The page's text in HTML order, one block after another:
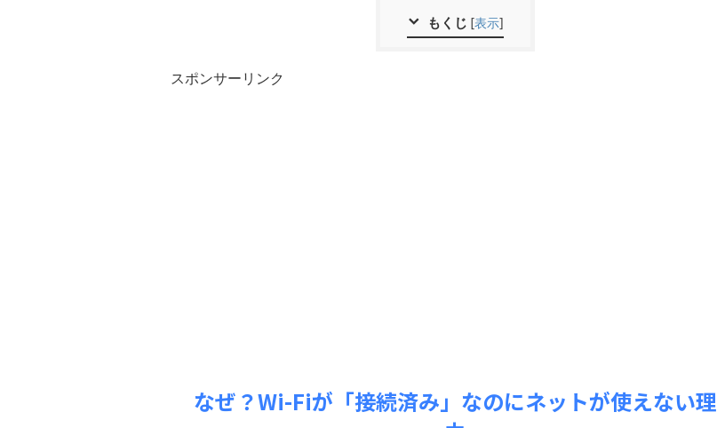
もくじ [表示]
スポンサーリンク
なぜ？Wi-Fiが「接続済み」なのにネットが使えない理